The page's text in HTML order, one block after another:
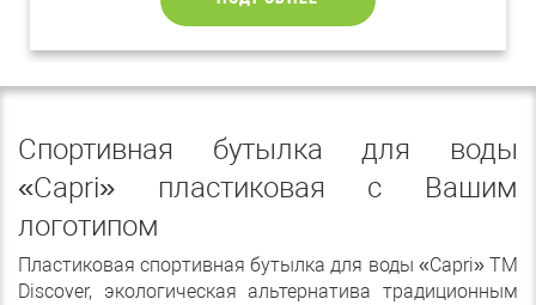
Спортивная бутылка для воды
«Capri» пластиковая с Вашим
логотипом
Пластиковая спортивная бутылка для воды «Capri» ТМ
Discover, экологическая альтернатива традиционным